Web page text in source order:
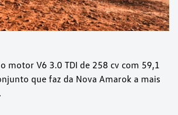
motor V6 3.0 TDI de 258 cv com 59,1
que faz da Nova Amarok a mais